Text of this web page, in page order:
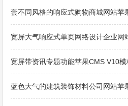
套不同风格的响应式购物商城网站苹
宽屏大气响应式单页网络设计企业网
宽屏带资讯专题功能苹果CMS V10
蓝色大气的建筑装饰材料公司网站苹